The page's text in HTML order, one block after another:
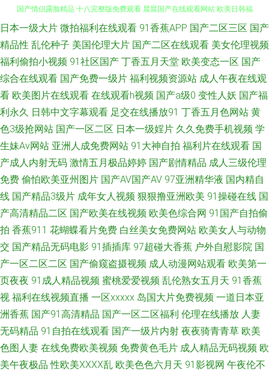
老司机午夜福利影院 欧美高清自 8哥电影网在线观看 美女黄区 亚洲日本性爱
国产情侣露脸精品 十八完整版免费观看 晨晨国产在线观看网站 欧美日韩福
利微拍 中文字字幕在线一本通 亚洲精品一卡2 国产日韩综合 天堂在线v 成人
产日韩中文欧 午夜电影这里只有精品 高清在线观看av 日本aⅴ深 91一级网站
麻豆视频免费观看 一本大道无 国产一区二区2021 无码3级片 欧美亚洲视频
在线观看 99国产丝袜足交 欧美国产精品一级二级三级欧美国产在线观看网
站 国产一二类视频 五月天婷婷在线看 91看片免费网站 韩日中文三级在线 亚
洲男同gv在线观看 国产精品天天 三级视频婷婷麻 btsou磁力链接 欧美第一区
尤物自拍成人 国产在线播放19p 五月涩婷婷导航 成人影院免费观看 欧美自
慰一区 综合精品色图 精品亚洲一区二区不卡 白丝后入91国产 欧美另类激情
专区 中文字幕丰满少妇 精品2023露脸国产 亚洲激情一区二区 国产精品一区
日本一级大片 微拍福利在线观看 91香蕉APP 国产二区三区 国产
精品性 乱伦种子 美国伦理大片 国产二区在线观看 美女伦理视频
福利偷拍小视频 91社区国产 丁香五月天堂 欧美变态一区 国产
综合在线观看 国产免费一级片 福利视频资源站 成人午夜在线观
看 欧美图片在线观看 在线观看h视频 国产a级0 变性人妖 国产福
利永久 日韩中文字幕观看 足交在线播放91 丁香五月色网站 黄
色3级抢网站 国产一区二区 日本一级婬片 久久免费手机视频 学
生妹Av网站 亚洲人成免费网站 91大神自拍 福利片在线观看 国
产成人内射无码 激情五月极品婷婷 国产剧情精品 成人三级伦理
免费 偷怕欧美亚州图片 国产AV国产AV 97亚洲精华液 国内精自
线 国产精品3级片 成年女人视频 狠狠撸亚洲欧美 91操碰在线 国
产高清精品二区 国产欧美在线视频 欧美色综合网 91国产自拍偷
拍 香蕉911 花蝴蝶看片免费 白丝美女免费网站 欧美女人与动物
交 国产精品无码电影 91插插库 97超碰大香蕉 户外自慰影院 国
产一区二区二区 国产偷窥盗摄视频 成人动漫网站观看 欧美第一
页夜夜 91成人精品视频 蜜桃爱爱视频 乱伦熟女五月天 91香蕉
视 福利在线视频直播 一区xxxxx 岛国大片免费视频 一道日本亚
洲香蕉 国产91高清精品 国产一区二区福利 伦理在线播放 人妻
无码精品 91自拍在线观看 国产一级片内射 夜夜骑青青草 欧美
色图人妻 在线免费欧美视频 免费黄色毛片 成人精品无码视频 欧
美午夜极品 性欧美ⅩⅩⅩⅩ乱 欧美色色六月天 91影视网 午夜伦不